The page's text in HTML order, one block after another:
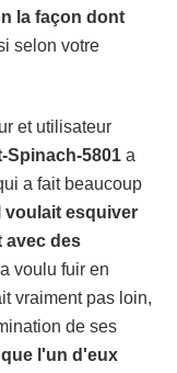
la façon dont
selon votre
et utilisateur
Spinach-5801 a
a fait beaucoup
voulait esquiver
avec des
voulu fuir en
vraiment pas loin,
de ses
l'un d'eux